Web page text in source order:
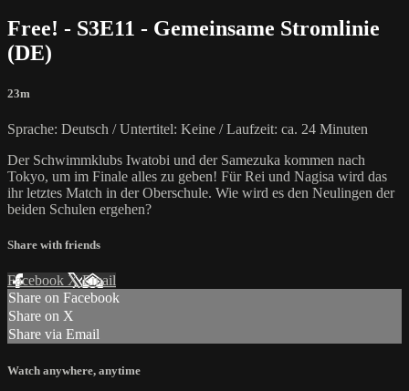
Free! - S3E11 - Gemeinsame Stromlinie
(DE)
23m
Sprache: Deutsch / Untertitel: Keine / Laufzeit: ca. 24 Minuten
Der Schwimmklubs Iwatobi und der Samezuka kommen nach
Tokyo, um im Finale alles zu geben! Für Rei und Nagisa wird das
ihr letztes Match in der Oberschule. Wie wird es den Neulingen der
beiden Schulen ergehen?
Share with friends
Facebook XEmail
Share on Facebook
Share on X
Share via Email
Watch anywhere, anytime